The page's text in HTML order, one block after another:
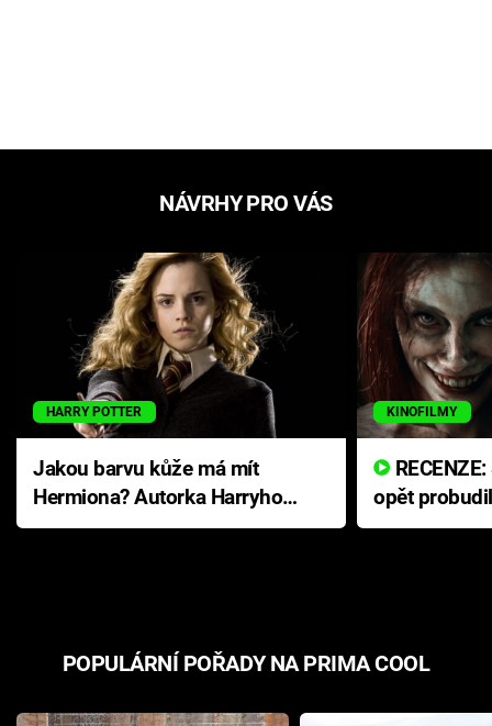
NÁVRHY PRO VÁS
HARRY POTTER
Jakou barvu kůže má mít
Hermiona? Autorka Harryho
Pottera přišla s ráznou
KINOFILMY
opět
přichází s
POPULÁRNÍ POŘADY NA PRIMA COOL